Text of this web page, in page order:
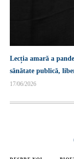
Lecția amară a
sănătate publică,
17/06/2026